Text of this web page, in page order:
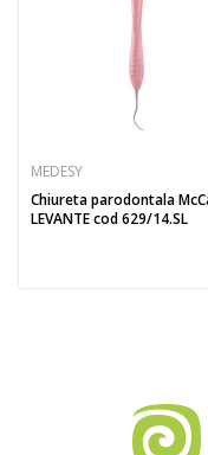
MEDESY
Chiureta parodontala
LEVANTE cod 629/14.SL